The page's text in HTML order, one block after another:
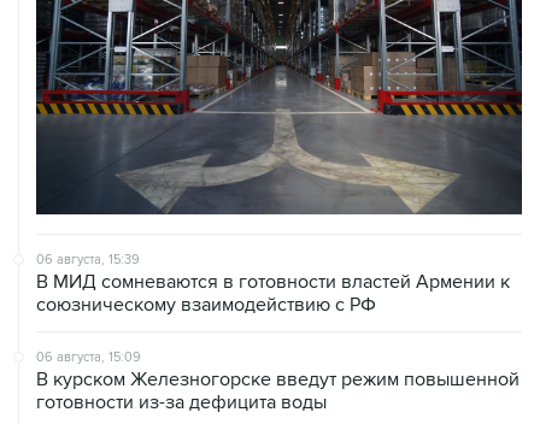
06 августа, 15:39
В МИД сомневаются в готовности властей Армении к
союзническому взаимодействию с РФ
06 августа, 15:09
В курском Железногорске введут режим повышенной
готовности из-за дефицита воды